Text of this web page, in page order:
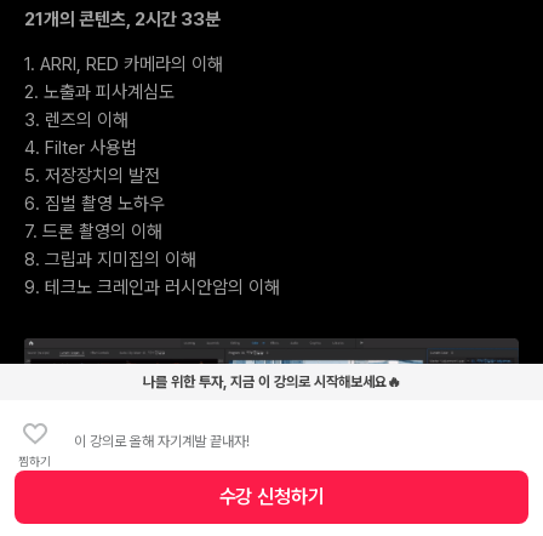
찜하기
나를 위한 투자, 지금 이 강의로 시작해보세요🔥
이 강의로 올해 자기계발 끝내자!
수강 신청하기
21개의 콘텐츠, 2시간 33분
1. ARRI, RED 카메라의 이해
2. 노출과 피사계심도
3. 렌즈의 이해
4. Filter 사용법
5. 저장장치의 발전
6. 짐벌 촬영 노하우
7. 드론 촬영의 이해
8. 그립과 지미집의 이해
9. 테크노 크레인과 러시안암의 이해